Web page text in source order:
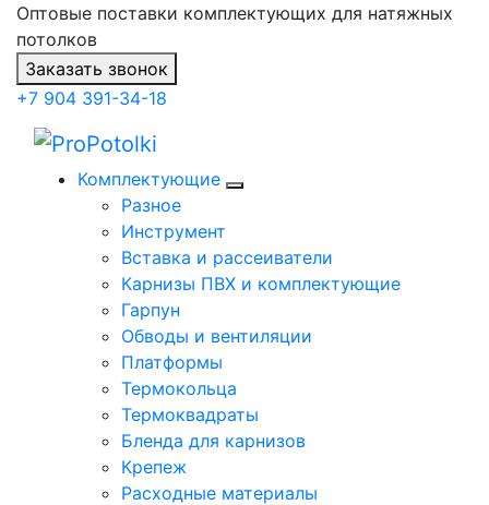
Оптовые поставки комплектующих для натяжных
потолков
Заказать звонок
+7 904 391-34-18
Комплектующие
Разное
Инструмент
Вставка и рассеиватели
Карнизы ПВХ и комплектующие
Гарпун
Обводы и вентиляции
Платформы
Термокольца
Термоквадраты
Бленда для карнизов
Крепеж
Расходные материалы